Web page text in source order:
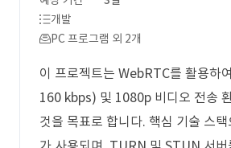
개발
PC 프로그램 외 2개
이 프로젝트는 WebRTC를 활용하
160 kbps) 및 1080p 비디오 전송
것을 목표로 합니다. 핵심 기술 스